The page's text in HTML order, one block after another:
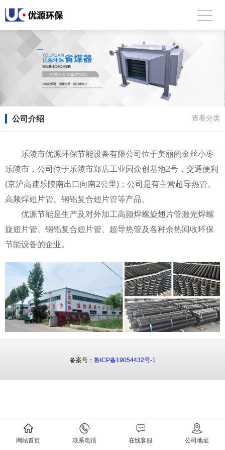
公司介绍 查看分类
乐陵市优源环保节能设备有限公司位于美丽的金丝小枣
乐陵市，公司位于乐陵市郑店工业园众创基地2号，交通便利
(京沪高速乐陵南出口向南2公里)；公司是有主营超导热管、
高频焊翅片管、钢铝复合翅片管等产品。
优源节能是生产及对外加工高频焊螺旋翅片管激光焊螺
旋翅片管、钢铝复合翅片管、超导热管及各种余热回收环保
节能设备的企业。
网站首页 联系电话 在线客服 公司地址
备案号： 鲁ICP备19054432号-1